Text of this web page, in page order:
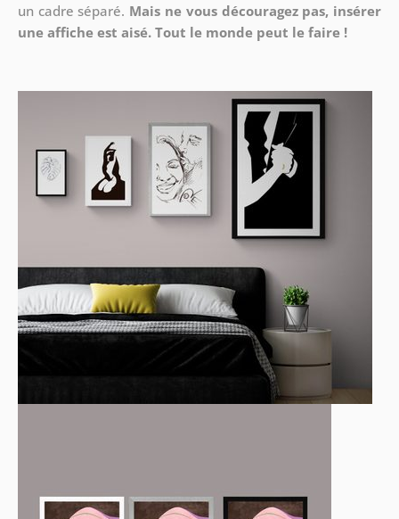
un cadre séparé. Mais ne vous découragez pas, insérer
une affiche est aisé. Tout le monde peut le faire !